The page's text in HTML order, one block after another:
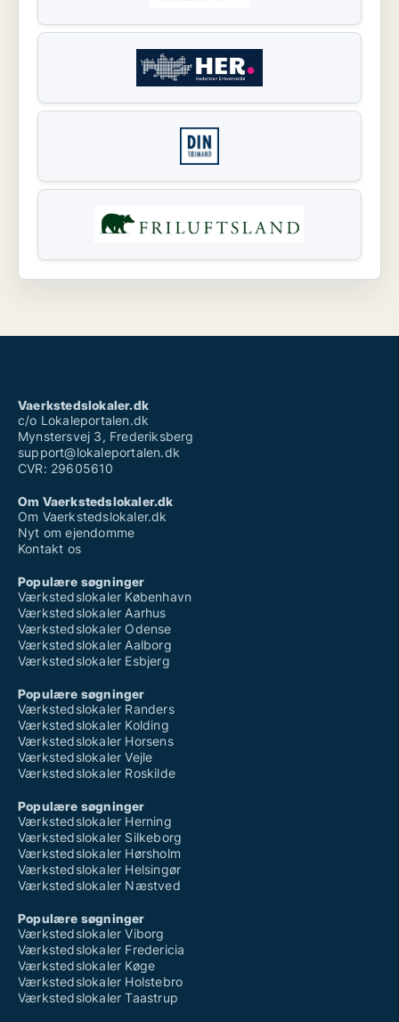
Vaerkstedslokaler.dk
c/o Lokaleportalen.dk
Mynstersvej 3, Frederiksberg
support@lokaleportalen.dk
CVR: 29605610
Om Vaerkstedslokaler.dk
Om Vaerkstedslokaler.dk
Nyt om ejendomme
Kontakt os
Populære søgninger
Værkstedslokaler København
Værkstedslokaler Aarhus
Værkstedslokaler Odense
Værkstedslokaler Aalborg
Værkstedslokaler Esbjerg
Populære søgninger
Værkstedslokaler Randers
Værkstedslokaler Kolding
Værkstedslokaler Horsens
Værkstedslokaler Vejle
Værkstedslokaler Roskilde
Populære søgninger
Værkstedslokaler Herning
Værkstedslokaler Silkeborg
Værkstedslokaler Hørsholm
Værkstedslokaler Helsingør
Værkstedslokaler Næstved
Populære søgninger
Værkstedslokaler Viborg
Værkstedslokaler Fredericia
Værkstedslokaler Køge
Værkstedslokaler Holstebro
Værkstedslokaler Taastrup